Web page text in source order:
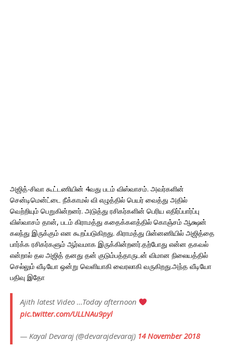
அஜித்-சிவா கூட்டணியின் 4வது படம் விஸ்வாசம். அவர்களின்
சென்டிமென்ட்டை நீக்காமல் வி எழுத்தில் பெயர் வைத்து அதில்
வெற்றியும் பெறுகின்றனர். அடுத்து ரசிகர்களின் பெரிய எதிர்ப்பார்ப்பு
விஸ்வாசம் தான், படம் கிராமத்து கதைக்களத்தில் கொஞ்சம் ஆக்ஷன்
கலந்து இருக்கும் என கூறப்படுகிறது. கிராமத்து பின்னணியில் அஜித்தை
பார்க்க ரசிகர்களும் ஆர்வமாக இருக்கின்றனர்.தற்போது என்ன தகவல்
என்றால் தல அஜித் தனது தன் குடும்பத்தாருடன் விமான நிலையத்தில்
செல்லும் வீடியோ ஒன்று வெளியாகி வைரலாகி வருகிறது.அந்த வீடியோ
பதிவு இதோ
Ajith latest Video …Today afternoon
pic.twitter.com/ULLNAu9pyl
— Kayal Devaraj (@devarajdevaraj) 14 November 2018